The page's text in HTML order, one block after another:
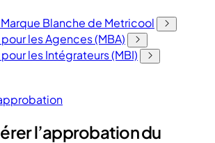
Blanche de Metricool
les Agences (MBA)
les Intégrateurs (MBI)
l’approbation du